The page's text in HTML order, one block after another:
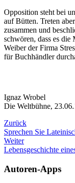
Opposition steht bei
auf Bütten. Treten
zusammen und
schwören, dass es
Weiber der Firma
für Buchhändler
Ignaz Wrobel
Die Weltbühne,
Zurück
Sprechen Sie
Weiter
Lebensgeschichte
Autoren-Apps